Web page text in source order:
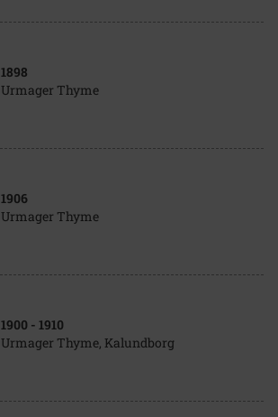
1898
Urmager Thyme
1906
Urmager Thyme
1900 - 1910
Urmager Thyme, Kalundborg